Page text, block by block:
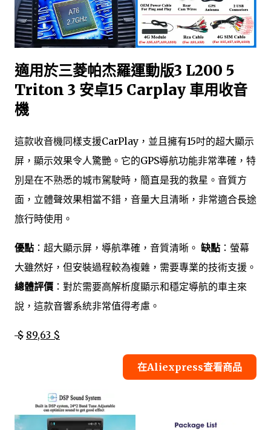
適用於三菱帕杰羅運動版3 L200 5
Triton 3 安卓15 Carplay 車用收音
機
這款收音機同樣支援CarPlay，並且擁有15吋的超大顯示
屏，顯示效果令人驚艷。它的GPS導航功能非常準確，特
別是在不熟悉的城市駕駛時，簡直是我的救星。音質方
面，立體聲效果相當不錯，音量大且清晰，非常適合長途
旅行時使用。
優點 ：超大顯示屏，導航準確，音質清晰。 缺點 ：螢幕
大雖然好，但安裝過程較為複雜，需要專業的技術支援。
總體評價 ：對於需要高解析度顯示和穩定導航的車主來
說，這款音響系統非常值得考慮。
$ 89,63 $
在Aliexpress查看商品